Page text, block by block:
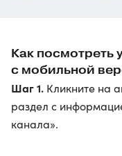
Как посмотреть
с мобильной
Шаг 1. Кликните на
раздел с
канала».